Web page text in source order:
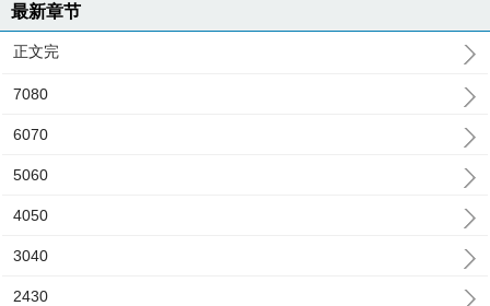
最新章节
正文完
7080
6070
5060
4050
3040
2430